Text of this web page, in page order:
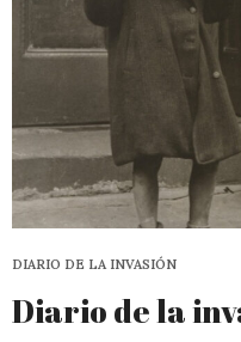
DIARIO DE LA INVASIÓN
Diario de la